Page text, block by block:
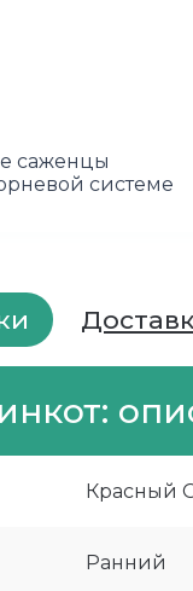
саженцы
системе
Красный
Ранний